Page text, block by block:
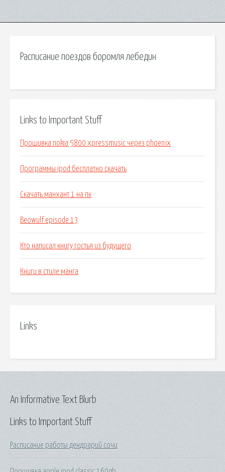
Расписание поездов боромля лебедин
Links to Important Stuff
Прошивка nokia 5800 xpressmusic через phoenix
Программы ipod бесплатно скачать
Скачать манхант 1 на пк
Beowulf episode 13
Кто написал книгу гостья из будущего
Книги в стиле манга
Links
Links to Important Stuff
Расписание работы дендрарий сочи
An Informative Text Blurb